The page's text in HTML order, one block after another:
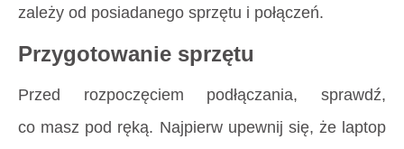
zależy od posiadanego sprzętu i połączeń.
Przygotowanie sprzętu
Przed rozpoczęciem podłączania, sprawdź,
co masz pod ręką. Najpierw upewnij się, że laptop